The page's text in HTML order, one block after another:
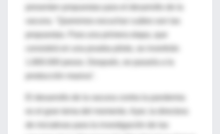
propuestas. Para una primera etapa, que
de iniciativas para la investigación de las